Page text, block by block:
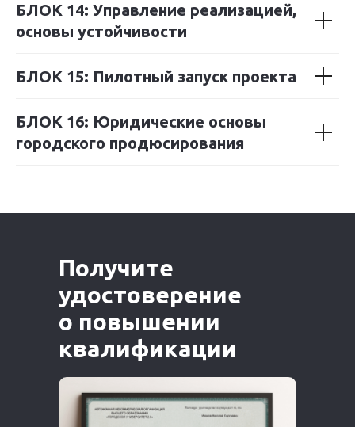
БЛОК 14: Управление реализацией,
основы устойчивости
БЛОК 15: Пилотный запуск проекта
БЛОК 16: Юридические основы
городского продюсирования
Получите
удостоверение
о повышении
квалификации